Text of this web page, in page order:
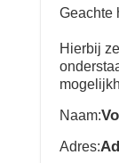
Geachte
Hierbij
Naam:
Adres: